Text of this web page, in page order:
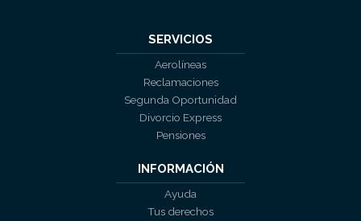
SERVICIOS
Aerolíneas
Reclamaciones
Segunda Oportunidad
Divorcio Express
Pensiones
INFORMACIÓN
Ayuda
Tus derechos